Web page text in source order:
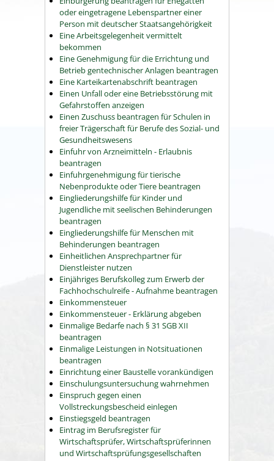
oder eingetragene Lebenspartner einer
Person mit deutscher Staatsangehörigkeit
Eine Arbeitsgelegenheit vermittelt
bekommen
Eine Genehmigung für die Errichtung und
Betrieb gentechnischer Anlagen beantragen
Eine Karteikartenabschrift beantragen
Einen Unfall oder eine Betriebsstörung mit
Gefahrstoffen anzeigen
Einen Zuschuss beantragen für Schulen in
freier Trägerschaft für Berufe des Sozial- und
Gesundheitswesens
Einfuhr von Arzneimitteln - Erlaubnis
beantragen
Einfuhrgenehmigung für tierische
Nebenprodukte oder Tiere beantragen
Eingliederungshilfe für Kinder und
Jugendliche mit seelischen Behinderungen
beantragen
Eingliederungshilfe für Menschen mit
Behinderungen beantragen
Einheitlichen Ansprechpartner für
Dienstleister nutzen
Einjähriges Berufskolleg zum Erwerb der
Fachhochschulreife - Aufnahme beantragen
Einkommensteuer
Einkommensteuer - Erklärung abgeben
Einmalige Bedarfe nach § 31 SGB XII
beantragen
Einmalige Leistungen in Notsituationen
beantragen
Einrichtung einer Baustelle vorankündigen
Einschulungsuntersuchung wahrnehmen
Einspruch gegen einen
Vollstreckungsbescheid einlegen
Einstiegsgeld beantragen
Eintrag im Berufsregister für
Wirtschaftsprüfer, Wirtschaftsprüferinnen
und Wirtschaftsprüfungsgesellschaften